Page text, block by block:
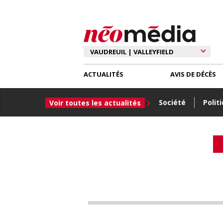
ACTUALITÉS
Voir toutes les actualités Société
AVIS DE DÉCÈS